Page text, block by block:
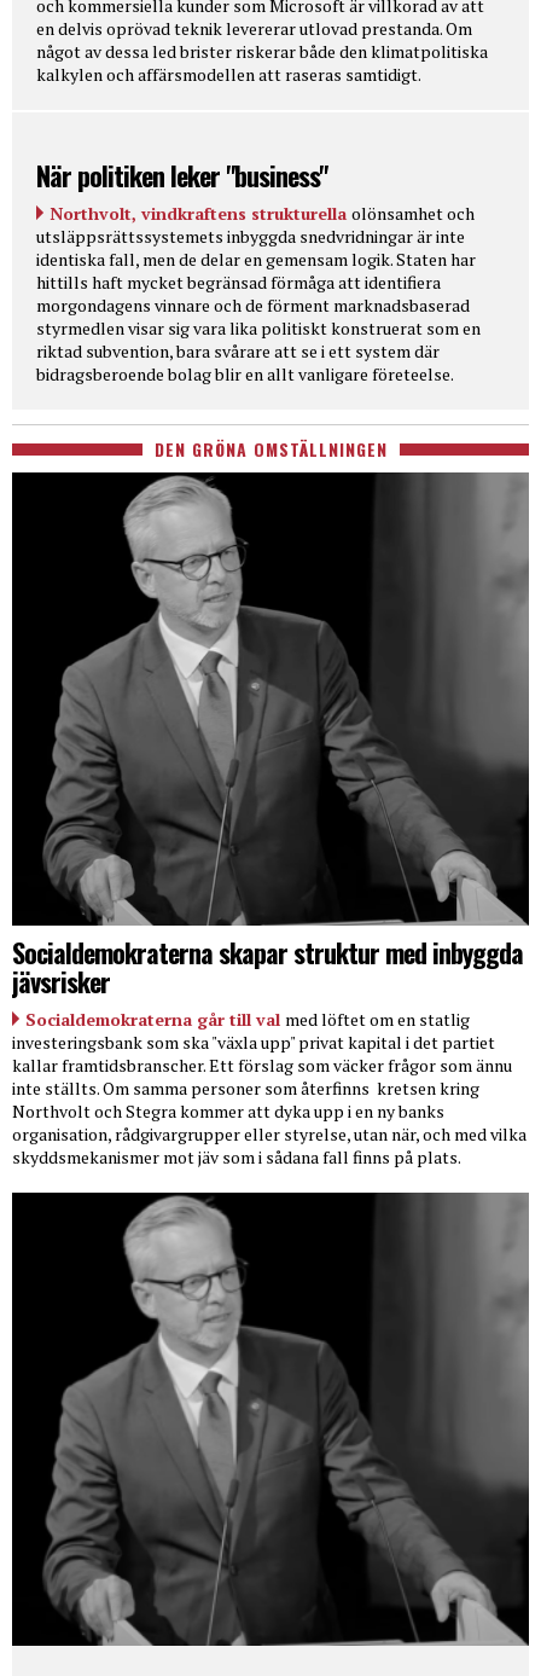
och kommersiella kunder som Microsoft är villkorad av att
en delvis oprövad teknik levererar utlovad prestanda. Om
något av dessa led brister riskerar både den klimatpolitiska
kalkylen och affärsmodellen att raseras samtidigt.
När politiken leker "business"
Northvolt, vindkraftens strukturella olönsamhet och
utsläppsrättssystemets inbyggda snedvridningar är inte
identiska fall, men de delar en gemensam logik. Staten har
hittills haft mycket begränsad förmåga att identifiera
morgondagens vinnare och de förment marknadsbaserad
styrmedlen visar sig vara lika politiskt konstruerat som en
riktad subvention, bara svårare att se i ett system där
bidragsberoende bolag blir en allt vanligare företeelse.
DEN GRÖNA OMSTÄLLNINGEN
Socialdemokraterna skapar struktur med inbyggda
jävsrisker
Socialdemokraterna går till val med löftet om en statlig
investeringsbank som ska "växla upp" privat kapital i det partiet
kallar framtidsbranscher. Ett förslag som väcker frågor som ännu
inte ställts. Om samma personer som återfinns kretsen kring
Northvolt och Stegra kommer att dyka upp i en ny banks
organisation, rådgivargrupper eller styrelse, utan när, och med vilka
skyddsmekanismer mot jäv som i sådana fall finns på plats.